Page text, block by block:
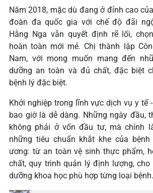
Năm 2018, mặc dù đang ở đỉnh cao
đoàn đa quốc gia với chế độ đãi
Hằng Nga vẫn quyết định rẽ lối,
hoàn toàn mới mẻ. Chị thành lập
Nam, với mong muốn mang đến
dưỡng an toàn và đủ chất, đặc biệt
bệnh lý đặc biệt.
Khởi nghiệp trong lĩnh vực dịch vụ y tế
bao giờ là dễ dàng. Những ngày đầu,
không phải ở vốn đầu tư, mà chính
những tiêu chuẩn khắt khe của bệnh
ương: từ an toàn vệ sinh thực phẩm,
chất, quy trình quản lý định lượng,
dưỡng khoa học phù hợp từng loại bệnh.